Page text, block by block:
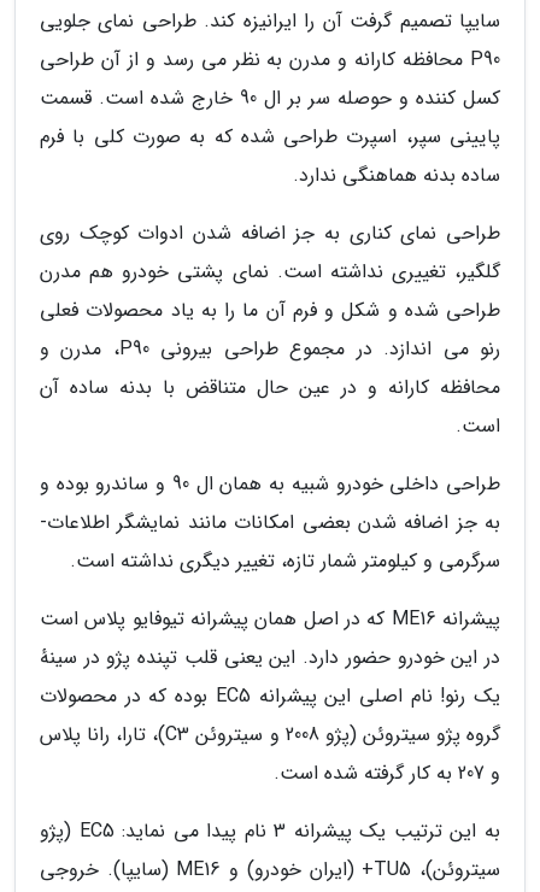
سایپا تصمیم گرفت آن را ایرانیزه کند. طراحی نمای جلویی
P90 محافظه کارانه و مدرن به نظر می رسد و از آن طراحی
کسل کننده و حوصله سر بر ال 90 خارج شده است. قسمت
پایینی سپر، اسپرت طراحی شده که به صورت کلی با فرم
ساده بدنه هماهنگی ندارد.
طراحی نمای کناری به جز اضافه شدن ادوات کوچک روی
گلگیر، تغییری نداشته است. نمای پشتی خودرو هم مدرن
طراحی شده و شکل و فرم آن ما را به یاد محصولات فعلی
رنو می اندازد. در مجموع طراحی بیرونی P90، مدرن و
محافظه کارانه و در عین حال متناقض با بدنه ساده آن
است.
طراحی داخلی خودرو شبیه به همان ال 90 و ساندرو بوده و
به جز اضافه شدن بعضی امکانات مانند نمایشگر اطلاعات-
سرگرمی و کیلومتر شمار تازه، تغییر دیگری نداشته است.
پیشرانه ME16 که در اصل همان پیشرانه تیوفایو پلاس است
در این خودرو حضور دارد. این یعنی قلب تپنده پژو در سینهٔ
یک رنو! نام اصلی این پیشرانه EC5 بوده که در محصولات
گروه پژو سیتروئن (پژو 2008 و سیتروئن C3)، تارا، رانا پلاس
و 207 به کار گرفته شده است.
به این ترتیب یک پیشرانه 3 نام پیدا می نماید: EC5 (پژو
سیتروئن)، TU5+ (ایران خودرو) و ME16 (سایپا). خروجی